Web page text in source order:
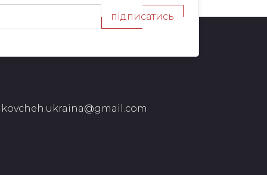
підписатись
kovcheh.ukraina@gmail.com